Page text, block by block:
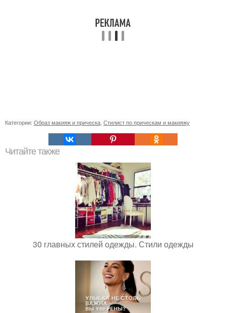
Категории: Образ макияж и прическа Стилист по прическам и макияжу
Читайте также
30 главных стилей одежды. Стили одежды